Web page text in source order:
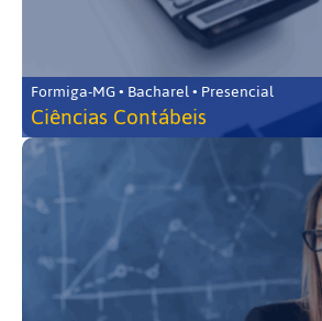
Formiga-MG • Bacharel • Presencial
Ciências Contábeis